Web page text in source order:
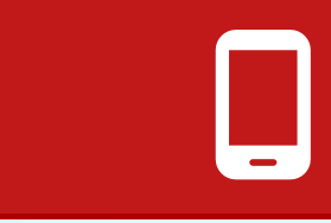
phone_android